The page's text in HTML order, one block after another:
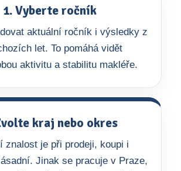
1. Vyberte ročník
aktuální ročník i výsledky z
let. To pomáhá vidět
aktivitu a stabilitu makléře.
kraj nebo okres
znalost je při prodeji, koupi i
Jinak se pracuje v Praze,